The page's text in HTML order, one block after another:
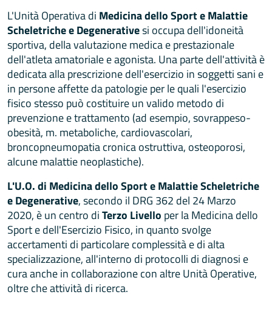
L'Unità Operativa di Medicina dello Sport e Malattie
Scheletriche e Degenerativesi occupa dell'idoneità
sportiva, della valutazione medica e prestazionale
dell'atleta amatoriale e agonista. Una parte dell'attività è
dedicata alla prescrizione dell'esercizio in soggetti sani e
in persone affette da patologie per le quali l'esercizio
fisico stesso può costituire un valido metodo di
prevenzione e trattamento (ad esempio, sovrappeso-
obesità, m. metaboliche, cardiovascolari,
broncopneumopatia cronica ostruttiva, osteoporosi,
alcune malattie neoplastiche).
L'U.O. di Medicina dello Sport e Malattie Scheletriche
e Degenerative, secondo il DRG 362 del 24 Marzo
2020, è un centro diTerzo Livello per la Medicina dello
Sport e dell'Esercizio Fisico, in quanto svolge
accertamenti di particolare complessità e di alta
specializzazione, all'interno di protocolli di diagnosi e
cura anche in collaborazione con altre Unità Operative,
oltre che attività di ricerca.